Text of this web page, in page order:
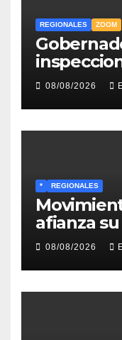
REGIONALES ZOOM
08/08/2026
* REGIONALES
afianza
y otras
08/08/2026